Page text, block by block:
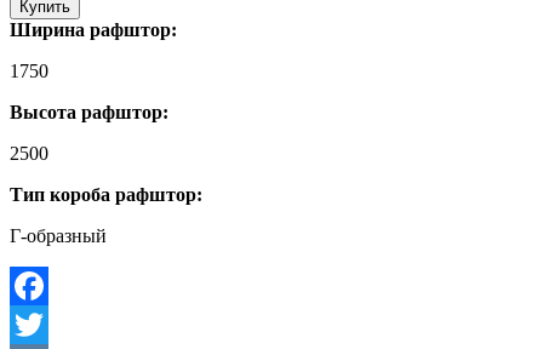
Купить
Ширина рафштор:
1750
Высота рафштор:
2500
Тип короба рафштор:
Г-образный
Facebook